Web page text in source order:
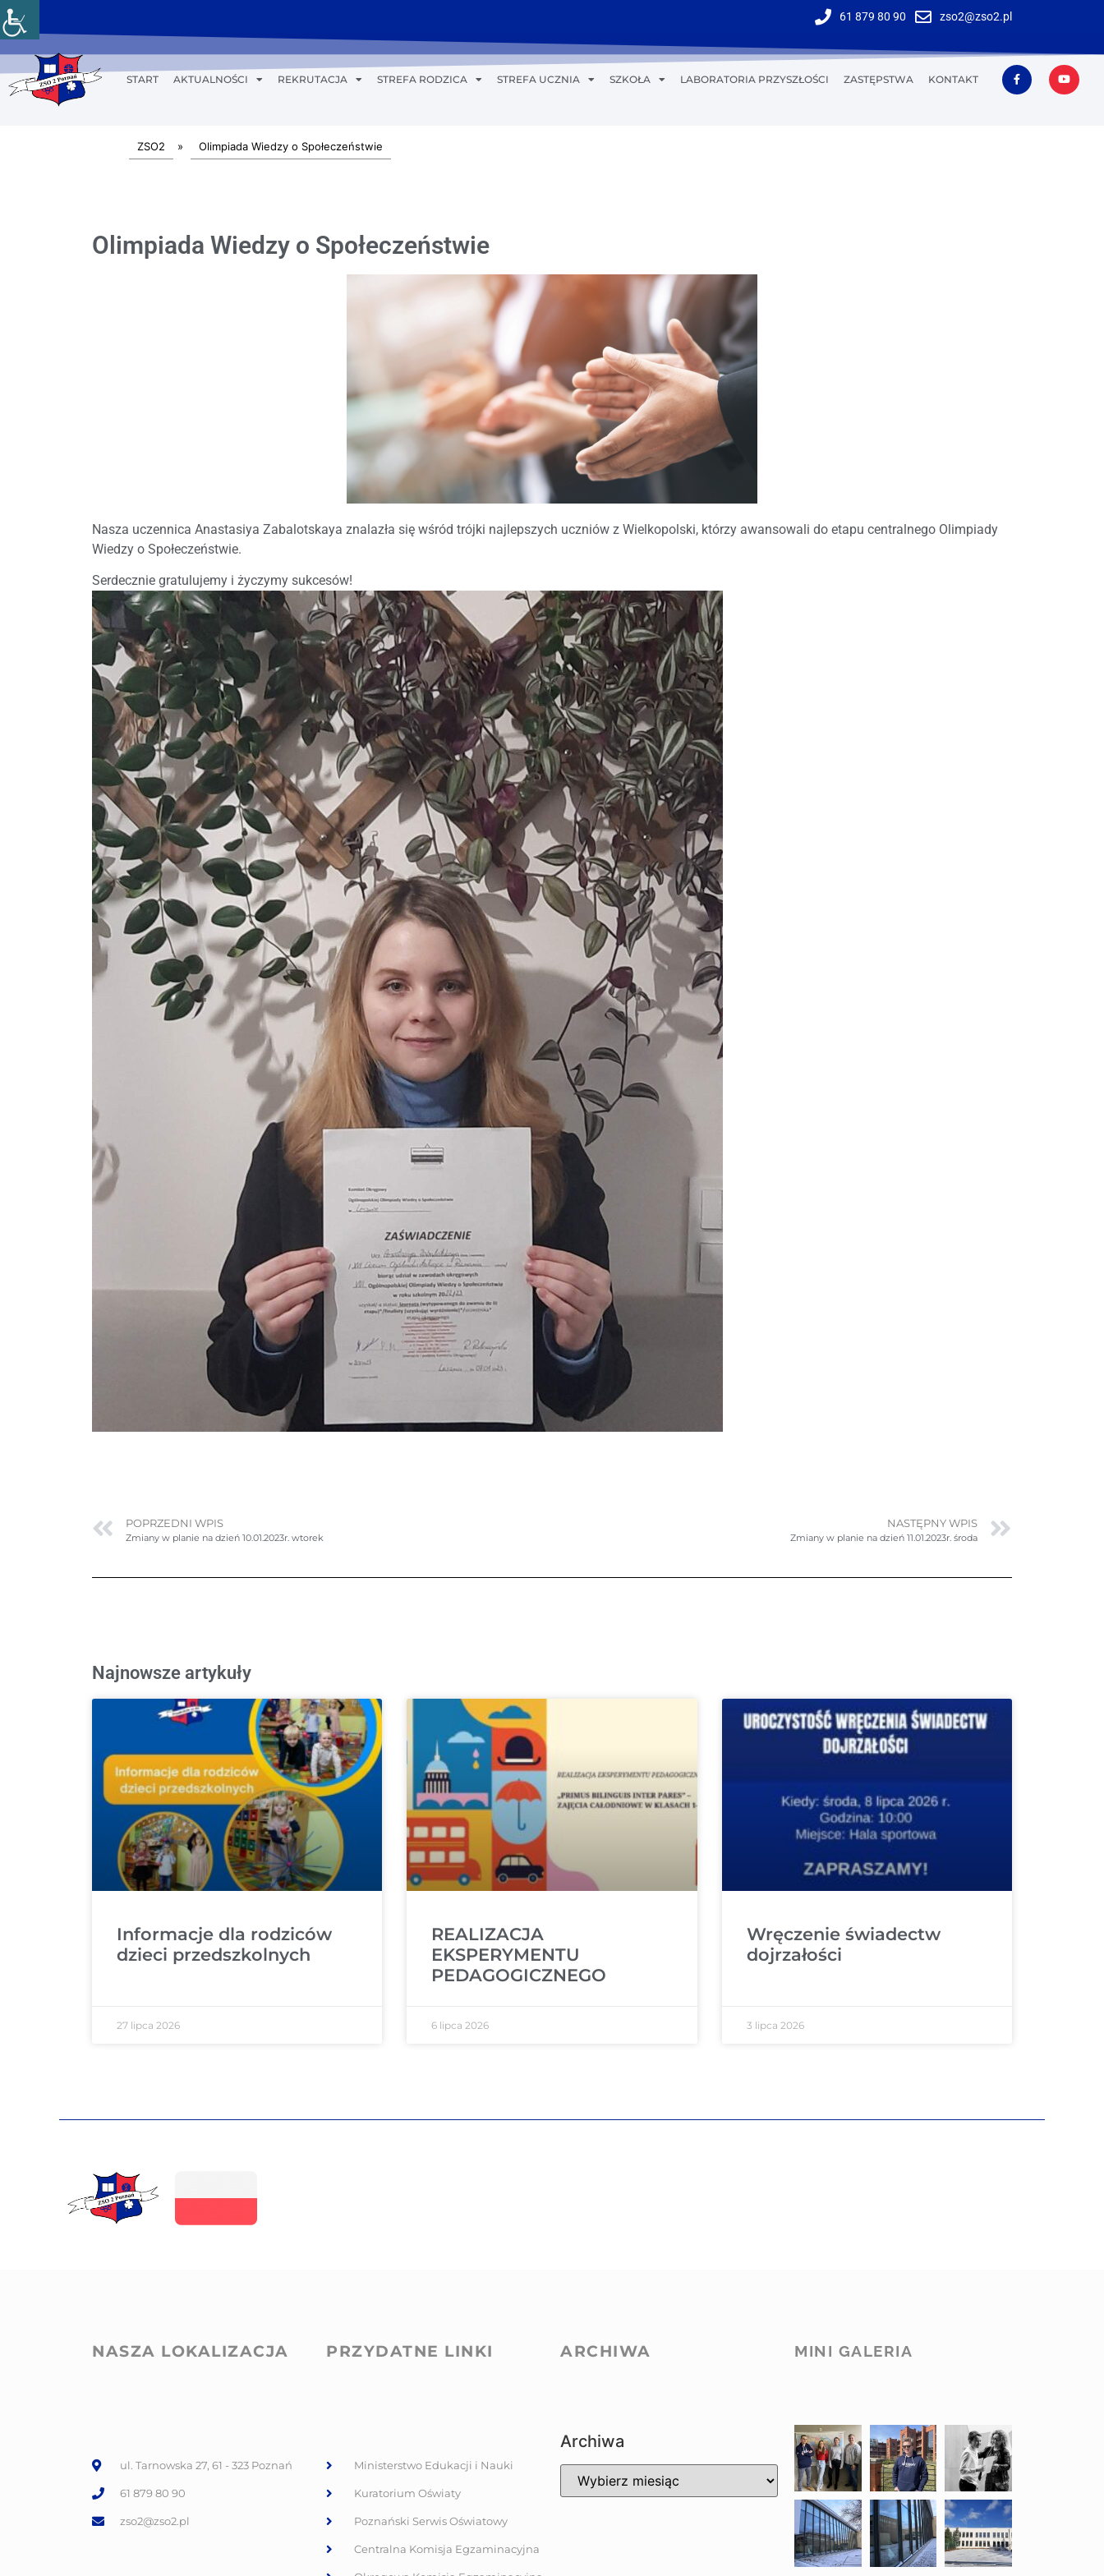
61 879 80 90 zso2@zso2.pl
START AKTUALNOŚCI REKRUTACJA STREFA RODZICA STREFA UCZNIA SZKOŁA LABORATORIA PRZYSZŁOŚCI ZASTĘPSTWA KONTAKT
ZSO2 » Olimpiada Wiedzy o Społeczeństwie
Olimpiada Wiedzy o Społeczeństwie
Nasza uczennica Anastasiya Zabalotskaya znalazła się wśród trójki najlepszych uczniów z Wielkopolski, którzy awansowali do etapu centralnego Olimpiady
Wiedzy o Społeczeństwie.
Serdecznie gratulujemy i życzymy sukcesów!
POPRZEDNI WPIS
Zmiany w planie na dzień 10.01.2023r. wtorek
NASTĘPNY WPIS
Zmiany w planie na dzień 11.01.2023r. środa
Najnowsze artykuły
Informacje dla rodziców
dzieci przedszkolnych
27 lipca 2026
REALIZACJA
EKSPERYMENTU
PEDAGOGICZNEGO
6 lipca 2026
Wręczenie świadectw
dojrzałości
3 lipca 2026
NASZA LOKALIZACJA
ul. Tarnowska 27, 61 - 323 Poznań
61 879 80 90
zso2@zso2.pl
PRZYDATNE LINKI
Ministerstwo Edukacji i Nauki
Kuratorium Oświaty
Poznański Serwis Oświatowy
Centralna Komisja Egzaminacyjna
ARCHIWA
Archiwa
MINI GALERIA